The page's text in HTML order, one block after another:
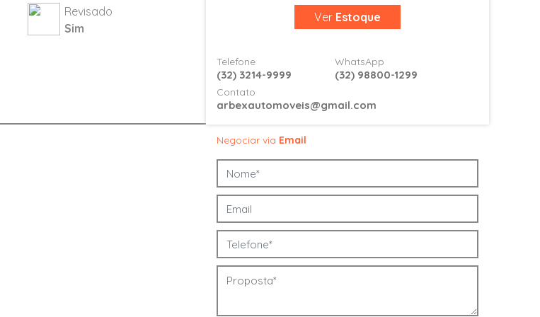
Revisado
Sim
Ver Estoque
Telefone
(32) 3214-9999
Contato
arbexautomoveis@gmail.com
WhatsApp
(32) 98800-1299
Negociar via Email